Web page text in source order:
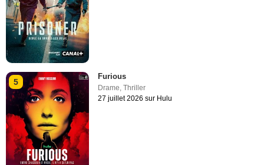
5
Furious
Drame,Thriller
27 juillet 2026 sur Hulu